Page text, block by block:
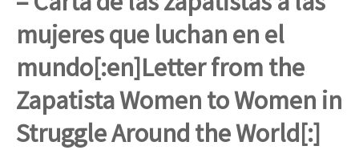
Chiapas
México
Latinoamérica
Mundo
EZLN
Dia 3 do Encontro “Guerra contra a Humanidade”
Dia 2 do Encontro “Guerra contra a Humanidad”
mujeres que luchan en el
mundo[:en]Letter from the
Zapatista Women to Women in
Struggle Around the World[:]